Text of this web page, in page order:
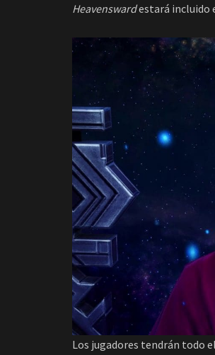
Heavenswardestará incluido
Los jugadores tendrán todo